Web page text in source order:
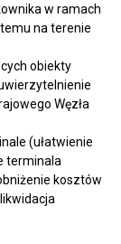
w ramach
na terenie
obiekty
Węzła
(ułatwienie
terminala
kosztów